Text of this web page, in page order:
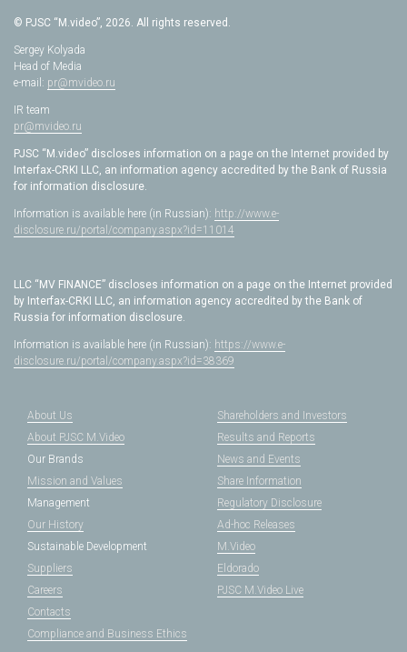
© PJSC “M.video”, 2026. All rights reserved.
Sergey Kolyada
Head of Media
e-mail: pr@mvideo.ru
IR team
pr@mvideo.ru
PJSC “M.video” discloses information on a page on the Internet provided by
Interfax-CRKI LLC, an information agency accredited by the Bank of Russia
for information disclosure.
Information is available here (in Russian): http://www.e-
disclosure.ru/portal/company.aspx?id=11014
LLC “MV FINANCE” discloses information on a page on the Internet provided
by Interfax-CRKI LLC, an information agency accredited by the Bank of
Russia for information disclosure.
Information is available here (in Russian): https://www.e-
disclosure.ru/portal/company.aspx?id=38369
About Us
About PJSC M.Video
Our Brands
Mission and Values
Management
Our History
Shareholders and Investors
Results and Reports
News and Events
Share Information
Regulatory Disclosure
Ad-hoc Releases
Sustainable Development
Suppliers
Careers
Contacts
Compliance and Business Ethics
M.Video
Eldorado
PJSC M.Video Live